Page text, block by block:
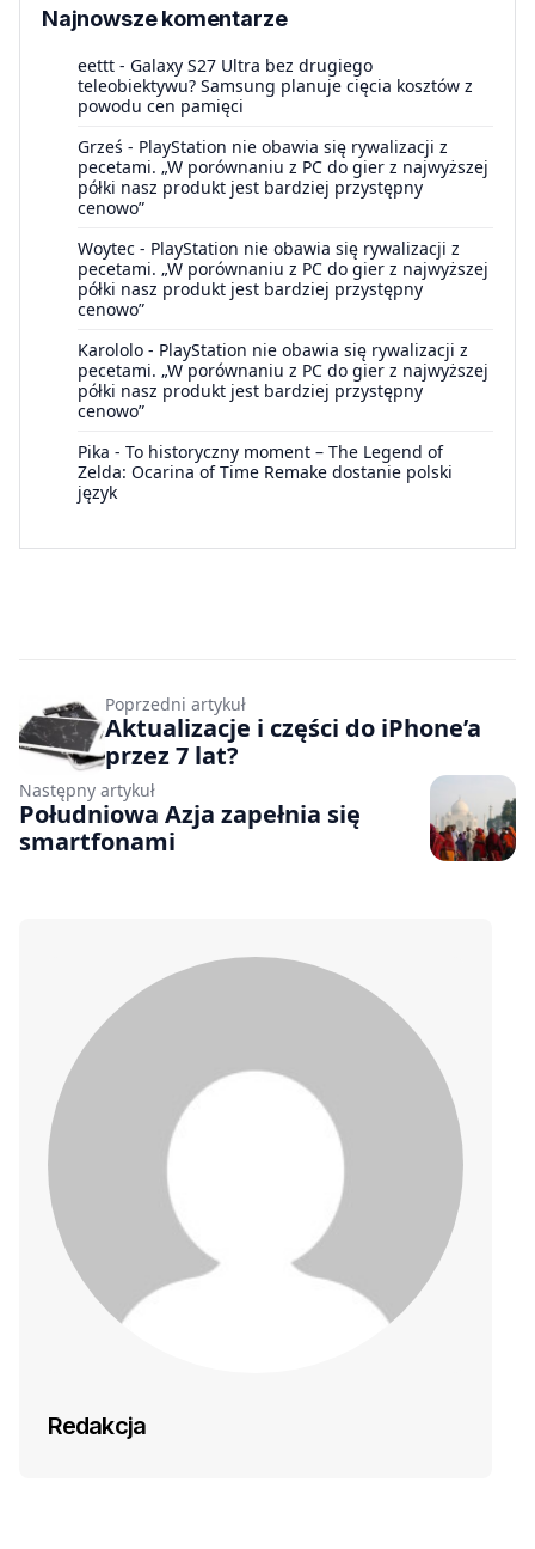
Najnowsze komentarze
eettt - Galaxy S27 Ultra bez drugiego
teleobiektywu? Samsung planuje cięcia kosztów z
powodu cen pamięci
Grześ - PlayStation nie obawia się rywalizacji z
pecetami. „W porównaniu z PC do gier z najwyższej
półki nasz produkt jest bardziej przystępny
cenowo”
Woytec - PlayStation nie obawia się rywalizacji z
pecetami. „W porównaniu z PC do gier z najwyższej
półki nasz produkt jest bardziej przystępny
cenowo”
Karololo - PlayStation nie obawia się rywalizacji z
pecetami. „W porównaniu z PC do gier z najwyższej
półki nasz produkt jest bardziej przystępny
cenowo”
Pika - To historyczny moment – The Legend of
Zelda: Ocarina of Time Remake dostanie polski
język
Poprzedni artykuł
Aktualizacje i części do iPhone’a
przez 7 lat?
Następny artykuł
Południowa Azja zapełnia się
smartfonami
Redakcja